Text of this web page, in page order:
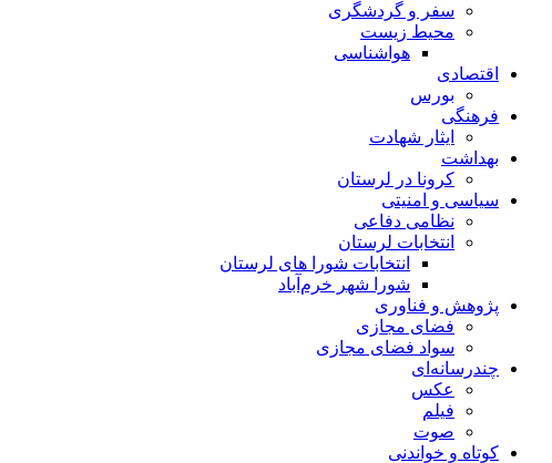
سفر و گردشگری
محیط زیست
هواشناسی
اقتصادی
بورس
فرهنگی
ایثار شهادت
بهداشت
کرونا در لرستان
سیاسی و امنیتی
نظامی دفاعی
انتخابات لرستان
انتخابات شورا های لرستان
شورا شهر خرم‌آباد
پژوهش و فناوری
فضای مجازی
سواد فضای مجازی
چندرسانه‌ای
عكس
فیلم
صوت
کوتاه و خواندنی